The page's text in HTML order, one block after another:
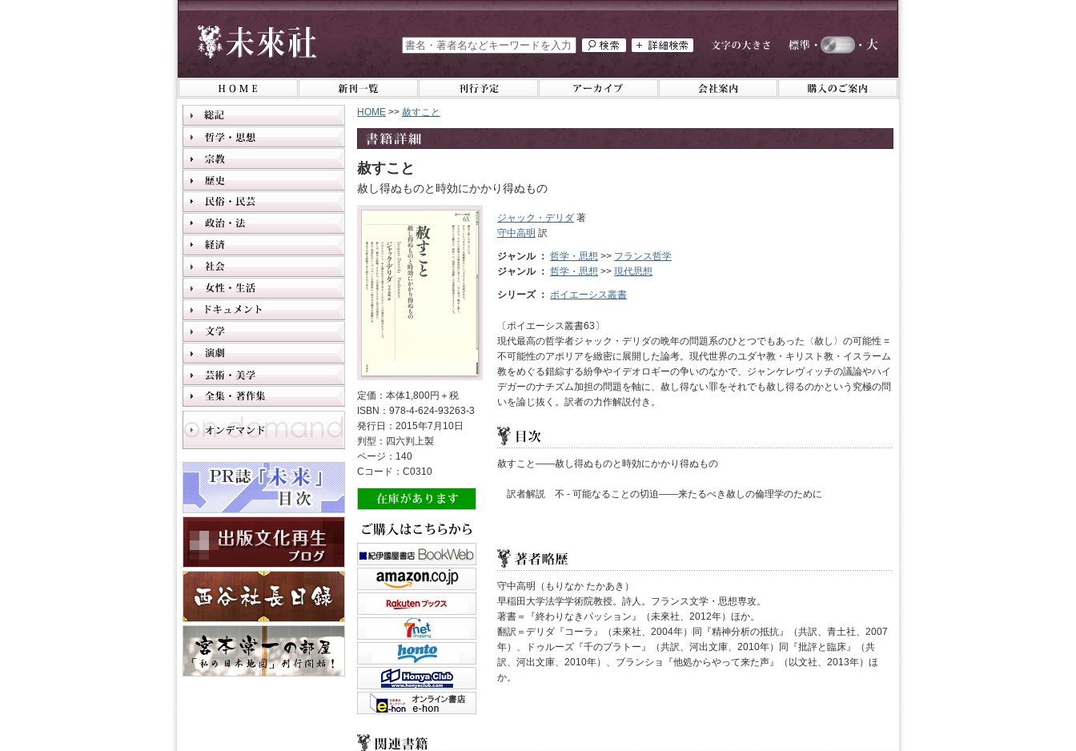
HOME >> 赦すこと
赦すこと
赦し得ぬものと時効にかかり得ぬもの
定価：本体1,800円＋税
ISBN：978-4-624-93263-3
発行日：2015年7月10日
判型：四六判上製
ページ：140
Cコード：C0310
ジャック・デリダ 著
守中高明 訳
ジャンル ： 哲学・思想 >> フランス哲学
ジャンル ： 哲学・思想 >> 現代思想
シリーズ ： ポイエーシス叢書
〔ポイエーシス叢書63〕
現代最高の哲学者ジャック・デリダの晩年の問題系のひとつでもあった〈赦し〉の可能性 =
不可能性のアポリアを緻密に展開した論考。現代世界のユダヤ教・キリスト教・イスラーム
教をめぐる錯綜する紛争やイデオロギーの争いのなかで、ジャンケレヴィッチの議論やハイ
デガーのナチズム加担の問題を軸に、赦し得ない罪をそれでも赦し得るのかという究極の問
いを論じ抜く。訳者の力作解説付き。
赦すこと――赦し得ぬものと時効にかかり得ぬもの
訳者解説 不 - 可能なることの切迫――来たるべき赦しの倫理学のために
守中高明（もりなか たかあき）
早稲田大学法学学術院教授。詩人。フランス文学・思想専攻。
著書＝『終わりなきパッション』（未來社、2012年）ほか。
翻訳＝デリダ『コーラ』（未來社、2004年）同『精神分析の抵抗』（共訳、青土社、2007
年）、ドゥルーズ『千のプラトー』（共訳、河出文庫、2010年）同『批評と臨床』（共
訳、河出文庫、2010年）、ブランショ『他処からやって来た声』（以文社、2013年）ほ
か。